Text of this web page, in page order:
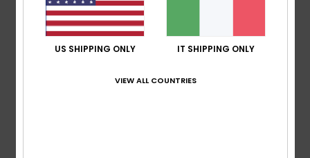
Comfort
5.0
US SHIPPING ONLY IT SHIPPING ONLY
VIEW ALL COUNTRIES